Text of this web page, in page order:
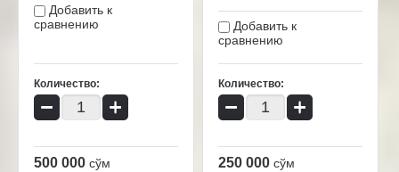
Добавить к
сравнению
Количество:
− +
500 000 сўм
Добавить к
сравнению
Количество:
− +
250 000 сўм